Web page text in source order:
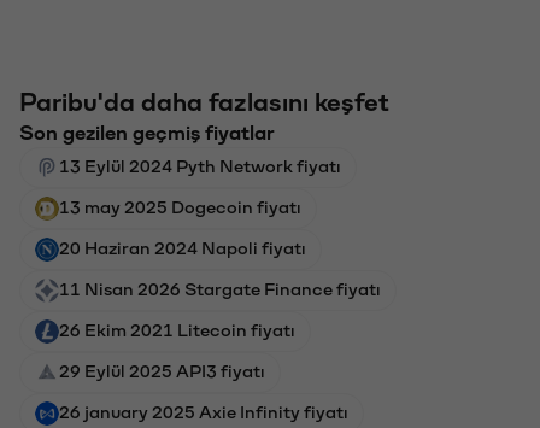
Paribu'da daha fazlasını keşfet
Son gezilen geçmiş fiyatlar
13 Eylül 2024 Pyth Network fiyatı
13 may 2025 Dogecoin fiyatı
20 Haziran 2024 Napoli fiyatı
11 Nisan 2026 Stargate Finance fiyatı
26 Ekim 2021 Litecoin fiyatı
29 Eylül 2025 API3 fiyatı
26 january 2025 Axie Infinity fiyatı